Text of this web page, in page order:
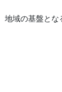
地域の基盤と